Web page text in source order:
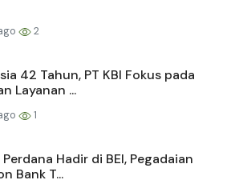
2
42 Tahun, PT KBI Fokus pada
Layanan ...
1
Perdana Hadir di BEI, Pegadaian
Bank T...